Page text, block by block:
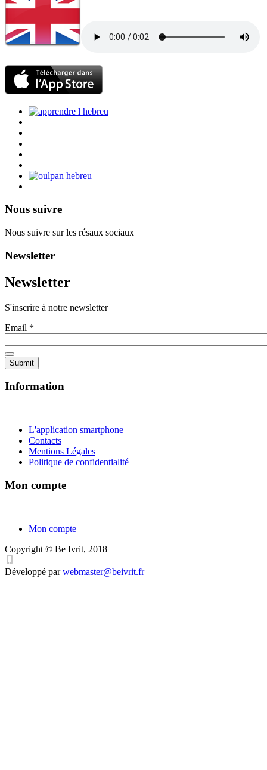
Nous suivre
Nous suivre sur les résaux sociaux
Newsletter
Newsletter
S'inscrire à notre newsletter
Email *
Information
L'application smartphone
Contacts
Mentions Légales
Politique de confidentialité
Mon compte
Mon compte
Copyright © Be Ivrit, 2018
Développé parwebmaster@beivrit.fr